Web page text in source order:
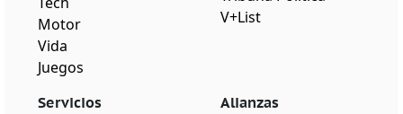
Motor
Vida
Juegos
V+List
Servicios Alianzas